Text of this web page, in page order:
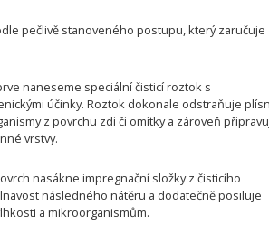
pečlivě stanoveného postupu, který zaručuje
naneseme speciální čisticí roztok s
účinky. Roztok dokonale odstraňuje
z povrchu zdi či omítky a zároveň
vrstvy.
nasákne impregnační složky z čisticího
následného nátěru a dodatečně posiluje
a mikroorganismům.